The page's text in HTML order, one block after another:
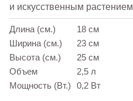
и искусственным растением.
Длина (см.)
18 см
Ширина (см.)
23 см
Высота (см.)
25 см
Объем
2,5 л
Мощность (Вт.)
0,2 Вт